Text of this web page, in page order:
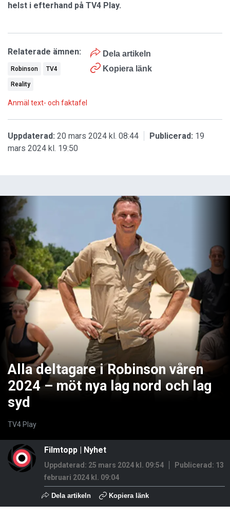
helst i efterhand på TV4 Play.
Dela artikeln
Kopiera länk
Relaterade ämnen:
Robinson TV4
Reality
Anmäl text- och faktafel
Uppdaterad: 20 mars 2024 kl. 08:44 Publicerad: 19
mars 2024 kl. 19:50
Alla deltagare i Robinson våren
2024 – möt nya lag nord och lag
syd
TV4 Play
Filmtopp Nyhet
Uppdaterad: 25 mars 2024 kl. 09:54 Publicerad: 13
februari 2024 kl. 09:04
Dela artikeln Kopiera länk